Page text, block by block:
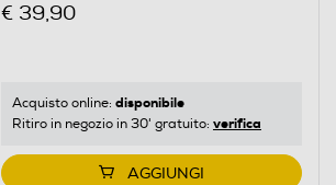
€ 39,90
Acquisto online: disponibile
Ritiro in negozio in 30' gratuito: verifica
AGGIUNGI